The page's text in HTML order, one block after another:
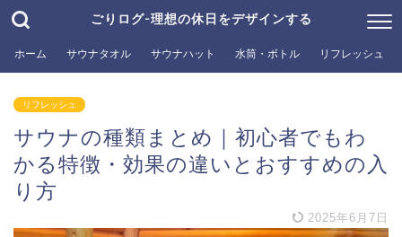
ごりログ-理想の休日をデザインする
ホーム サウナタオル サウナハット 水筒・ボトル リフレッシュ
リフレッシュ
サウナの種類まとめ｜初心者でもわ
かる特徴・効果の違いとおすすめの入
り方
2025年6月7日